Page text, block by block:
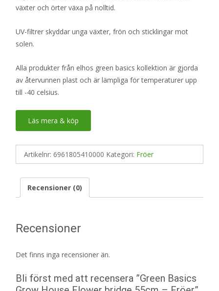
växter och örter växa på nolltid.
UV-filtrer skyddar unga växter, frön och sticklingar mot
solen.
Alla produkter från elhos green basics kollektion är gjorda
av återvunnen plast och är lämpliga för temperaturer upp
till -40 celsius.
Läs mera & köp
Artikelnr: 6961805410000 Kategori: Fröer
Recensioner (0)
Recensioner
Det finns inga recensioner än.
Bli först med att recensera ”Green Basics